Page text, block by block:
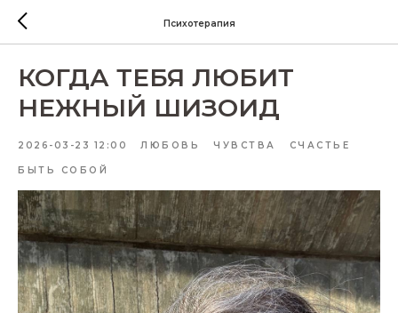
Психотерапия
КОГДА ТЕБЯ ЛЮБИТ
НЕЖНЫЙ ШИЗОИД
2026-03-23 12:00 ЛЮБОВЬ ЧУВСТВА СЧАСТЬЕ
БЫТЬ СОБОЙ